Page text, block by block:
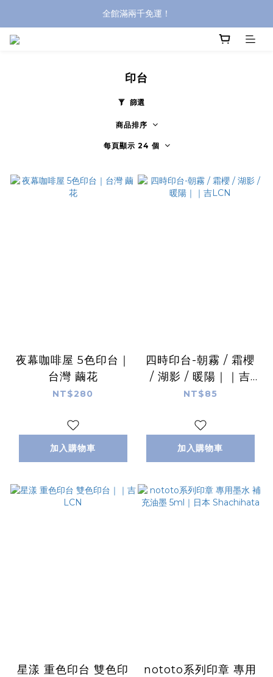
全館滿兩千免運！
全館滿兩千免運！
印台
篩選
商品排序
每頁顯示 24 個
夜幕咖啡屋 5色印台｜
台灣 繭花
NT$280
加入購物車
四時印台-朝霧 / 霜櫻
/ 湖影 / 暖陽｜｜吉
LCN
NT$85
加入購物車
星漾 重色印台 雙色印
nototo系列印章 專用